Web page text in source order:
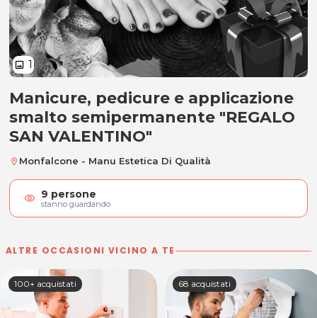
image 1
Manicure, pedicure e
Manicure, pedicure e applicazione
smalto semipermanente "REGALO
SAN VALENTINO"
location_on Monfalcone - Manu Estetica Di Qualità
visibility 9 persone
stanno guardando
ALTRE OCCASIONI VICINO A TE
100+ acquistati 68 acquistati